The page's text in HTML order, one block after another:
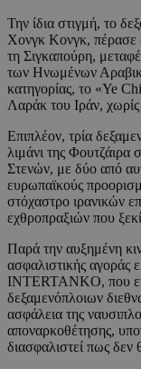
Την ίδια στιγμή, το
Χονγκ Κονγκ, πέρασε
τη Σιγκαπούρη,
των Ηνωμένων
κατηγορίας, το «Ye
Λαράκ του Ιράν,
Επιπλέον, τρία
λιμάνι της
Στενών, με δύο από
ευρωπαϊκούς
στόχαστρο ιρανικών
εχθροπραξιών που
Παρά την αυξημένη
ασφαλιστικής αγοράς
INTERTANKO, που
δεξαμενόπλοιων
ασφάλεια της
αποναρκοθέτησης,
διασφαλιστεί πως